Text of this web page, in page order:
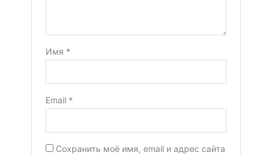
Имя *
Email *
Сохранить моё имя, email и адрес сайта